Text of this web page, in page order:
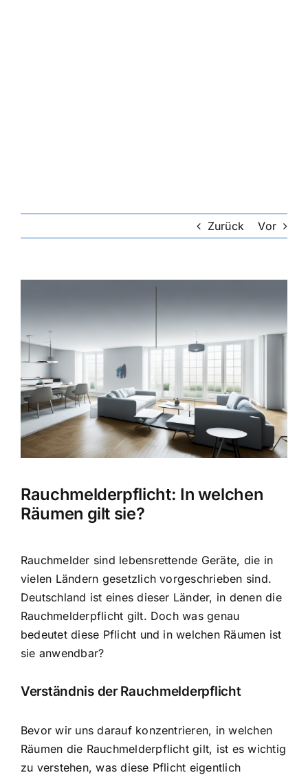
Berufsunfähigkeitsversicherung
Weitere Tarifvergleiche
Hilfe und Kontakt
Zurück Vor
Bild
Rauchmelderpflicht: In welchen
Räumen gilt sie?
Rauchmelder sind lebensrettende Geräte, die in
vielen Ländern gesetzlich vorgeschrieben sind.
Deutschland ist eines dieser Länder, in denen die
Rauchmelderpflicht gilt. Doch was genau
bedeutet diese Pflicht und in welchen Räumen ist
sie anwendbar?
Verständnis der Rauchmelderpflicht
Bevor wir uns darauf konzentrieren, in welchen
Räumen die Rauchmelderpflicht gilt, ist es wichtig
zu verstehen, was diese Pflicht eigentlich